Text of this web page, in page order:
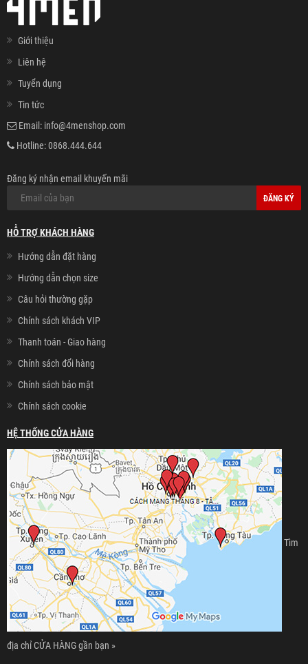
Giới thiệu
Liên hệ
Tuyển dụng
Tin tức
Email: info@4menshop.com
Hotline:0868.444.644
Đăng ký nhận email khuyến mãi
ĐĂNG KÝ
HỖ TRỢ KHÁCH HÀNG
Hướng dẫn đặt hàng
Hướng dẫn chọn size
Câu hỏi thường gặp
Chính sách khách VIP
Thanh toán - Giao hàng
Chính sách đổi hàng
Chính sách bảo mật
Chính sách cookie
HỆ THỐNG CỬA HÀNG
Tìm
địa chỉ CỬA HÀNG gần bạn »